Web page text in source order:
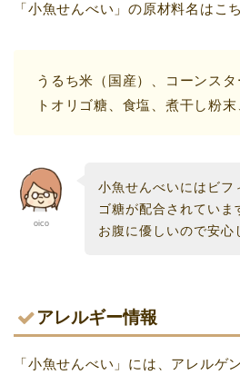
「小魚せんべい」の原材料名はこ
うるち米（国産）、コーンス
トオリゴ糖、食塩、煮干し粉
oico
小魚せんべいにはビフ
ゴ糖が配合されていま
お腹に優しいので安心
アレルギー情報
「小魚せんべい」には、アレルゲ